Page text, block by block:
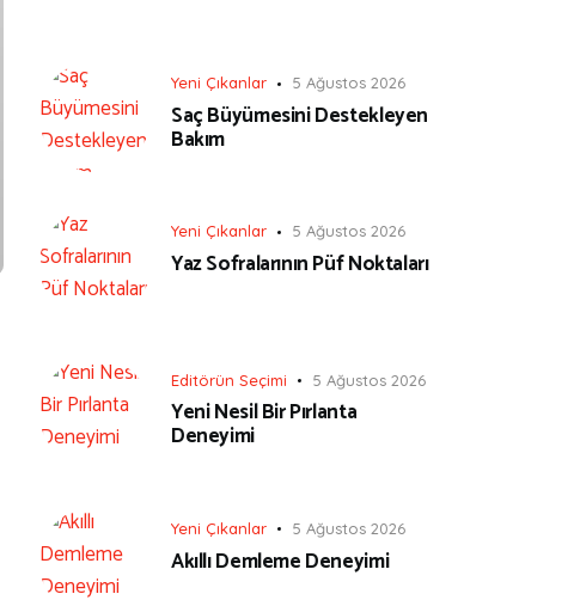
Yeni Çıkanlar 5 Ağustos 2026
Saç Büyümesini Destekleyen
Bakım
Yeni Çıkanlar 5 Ağustos 2026
Yaz Sofralarının Püf Noktaları
Editörün Seçimi 5 Ağustos 2026
Yeni Nesil Bir Pırlanta
Deneyimi
Yeni Çıkanlar 5 Ağustos 2026
Akıllı Demleme Deneyimi